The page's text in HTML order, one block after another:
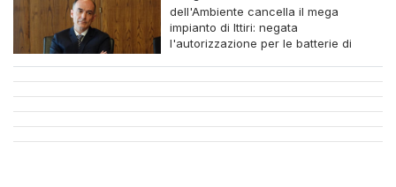
dell'Ambiente cancella il mega
impianto di Ittiri: negata
l'autorizzazione per le batterie di